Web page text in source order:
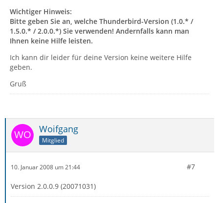
Wichtiger Hinweis:
Bitte geben Sie an, welche Thunderbird-Version (1.0.* /
1.5.0.* / 2.0.0.*) Sie verwenden! Andernfalls kann man
Ihnen keine Hilfe leisten.
Ich kann dir leider für deine Version keine weitere Hilfe
geben.
Gruß
Woifgang
Mitglied
10. Januar 2008 um 21:44 #7
Version 2.0.0.9 (20071031)